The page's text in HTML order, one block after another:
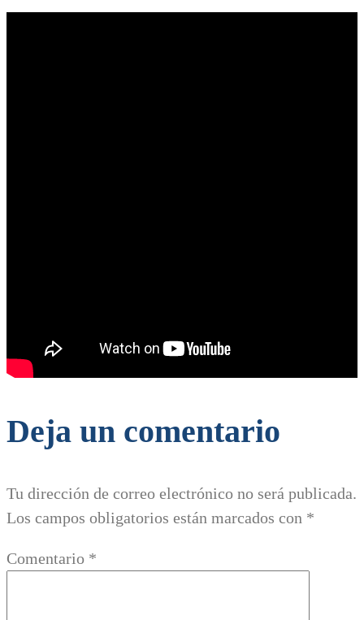
Deja un comentario
Tu dirección de correo electrónico no será publicada.
Los campos obligatorios están marcados con *
Comentario *